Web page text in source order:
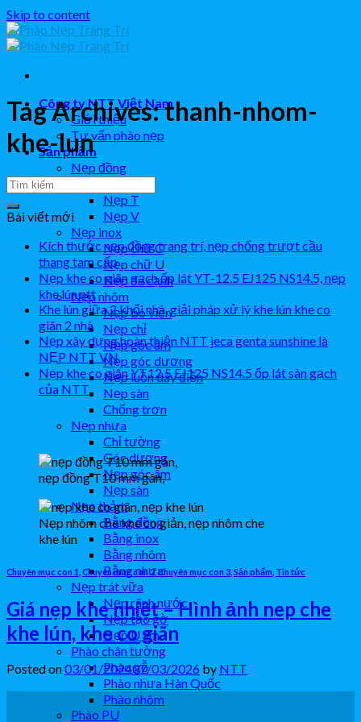
Skip to content
Công ty NTT Việt Nam
Giới thiệu
Tư vấn phào nẹp
Sản phẩm
Nẹp đồng
Nẹp T
Nẹp V
Nẹp inox
Nẹp chữ C
Nẹp chữ U
Nẹp đa cạnh
Nẹp nhôm
Nẹp bo viền
Nẹp chỉ
Nẹp góc âm
Nẹp góc dương
Nẹp luồn dây điện
Nẹp sàn
Chống trơn
Nẹp nhựa
Chỉ tường
Góc dương
Nẹp góc âm
Nẹp sàn
Nẹp thảm
Bằng đồng
Bằng inox
Bằng nhôm
Bằng nhựa
Nẹp trát vữa
Nẹp rãnh nước
Nẹp tạo gờ
Nẹp U âm
Phào chân tường
Phào gỗ
Phào nhựa Hàn Quốc
Phào nhôm
Phào PU
Tag Archives:thanh-nhom-
khe-lun
Bài viết mới
Kích thước nẹp đồng trang trí, nẹp chống trượt cầu
thang tam cấp
Nẹp khe co giãn gạch ốp lát YT-12.5 EJ125 NS14.5, nẹp
khe lún ntt
Khe lún giữa 2 khối nhà, giải pháp xử lý khe lún khe co
giãn 2 nhà
Nẹp xây dựng hoàn thiện NTT jeca genta sunshine là
NẸP NTT VN
Nẹp khe co giãn YT12.5 EJ125 NS14.5 ốp lát sàn gạch
của NTT
nẹp đồng T10 mm gân,
Nẹp nhôm che khe co giản, nẹp nhôm che
khe lún
Chuyên mục con 1 Chuyên mục con 2,Chuyên mục con 3 Sản phẩm Tin tức
Giá nẹp khe nhiệt – Hình ảnh nep che
khe lún, khe co giãn
Posted on03/01/202407/03/2026 by NTT